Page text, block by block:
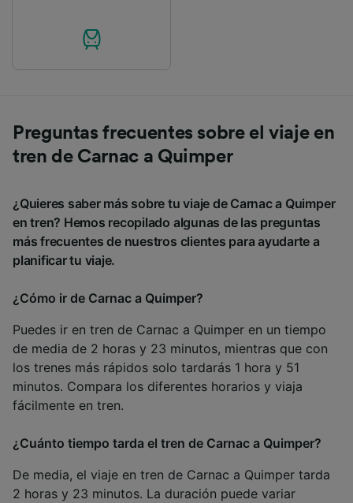
Preguntas frecuentes sobre el viaje en
tren de Carnac a Quimper
¿Quieres saber más sobre tu viaje de Carnac a Quimper
en tren? Hemos recopilado algunas de las preguntas
más frecuentes de nuestros clientes para ayudarte a
planificar tu viaje.
¿Cómo ir de Carnac a Quimper?
Puedes ir en tren de Carnac a Quimper en un tiempo
de media de 2 horas y 23 minutos, mientras que con
los trenes más rápidos solo tardarás 1 hora y 51
minutos. Compara los diferentes horarios y viaja
fácilmente en tren.
¿Cuánto tiempo tarda el tren de Carnac a Quimper?
De media, el viaje en tren de Carnac a Quimper tarda
2 horas y 23 minutos. La duración puede variar